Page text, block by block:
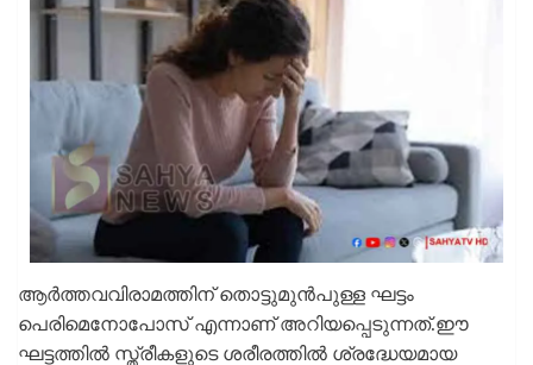
ആർത്തവവിരാമത്തിന് തൊട്ടുമുൻപുള്ള ഘട്ടം
പെരിമെനോപോസ് എന്നാണ് അറിയപ്പെടുന്നത്.ഈ
ഘട്ടത്തിൽ സ്ത്രീകളുടെ ശരീരത്തിൽ ശ്രദ്ധേയമായ